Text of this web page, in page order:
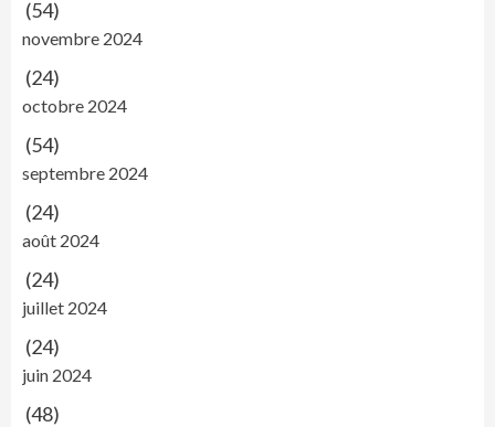
(54)
novembre 2024
(24)
octobre 2024
(54)
septembre 2024
(24)
août 2024
(24)
juillet 2024
(24)
juin 2024
(48)